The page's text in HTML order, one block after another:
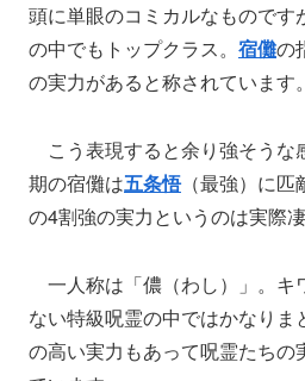
頭に単眼のコミカルなものです
の中でもトップクラス。 宿儺の
の実力があると称されています。
こう表現すると余り強そう
期の宿儺は五条悟（最強）に匹
の4割強の実力というのは実際凄
一人称は「儂（わし）」。キ
ない特級呪霊の中ではかなりま
の高い実力もあって呪霊たちの